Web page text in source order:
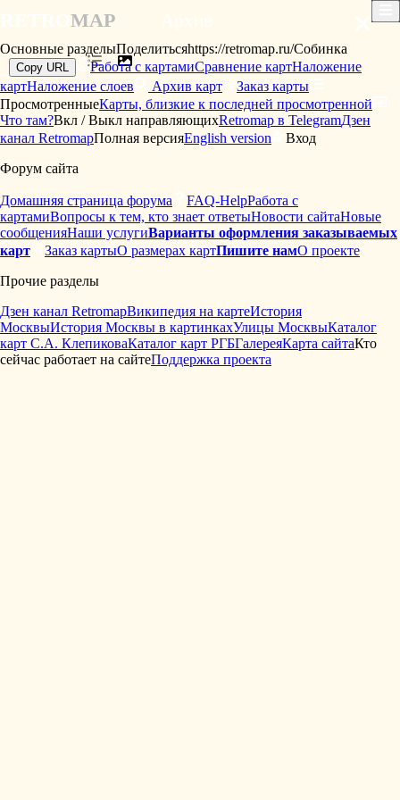
MAP ×
Основные разделыПоделитьсяhttps://retromap.ru/Собинка
Copy URL Работа с картамиСравнение картНаложение
картНаложение слоев Архив карт
Заказ карты
ПросмотренныеКарты, близкие к последней просмотренной
Что там?Вкл / Выкл направляющихRetromap в TelegramДзен
канал RetromapПолная версияEnglish version
Вход
Форум сайта
Домашняя страница форума FAQ-HelpРабота с
картамиВопросы к тем, кто знает ответыНовости сайтаНовые
сообщенияНаши услугиВарианты оформления заказываемых
карт
Заказ картыО размерах картПишите намО проекте
Прочие разделы
Дзен канал RetromapВикипедия на картеИстория
МосквыИстория Москвы в картинкахУлицы МосквыКаталог
карт С.А. КлепиковаКаталог карт РГБГалереяКарта сайтаКто
сейчас работает на сайтеПоддержка проекта